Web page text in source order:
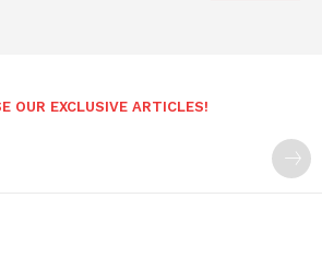
OUR EXCLUSIVE ARTICLES!